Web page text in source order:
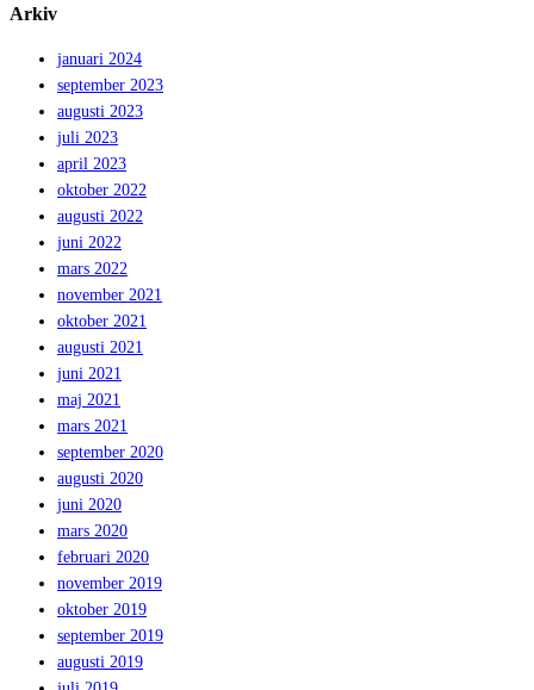
Arkiv
januari 2024
september 2023
augusti 2023
juli 2023
april 2023
oktober 2022
augusti 2022
juni 2022
mars 2022
november 2021
oktober 2021
augusti 2021
juni 2021
maj 2021
mars 2021
september 2020
augusti 2020
juni 2020
mars 2020
februari 2020
november 2019
oktober 2019
september 2019
augusti 2019